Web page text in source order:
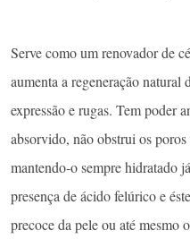
Serve como um renovador de
aumenta a regeneração
expressão e rugas. Tem poder
absorvido, não obstrui os
mantendo-o sempre hidratado
presença de ácido felúrico e
precoce da pele ou até mesmo